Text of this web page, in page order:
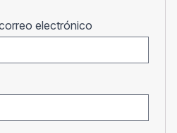
electrónico